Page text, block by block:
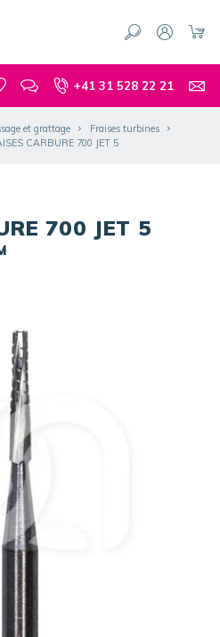
+41 31 528 22 21
et grattage
Fraises turbines
CARBURE 700 JET 5
700 JET 5